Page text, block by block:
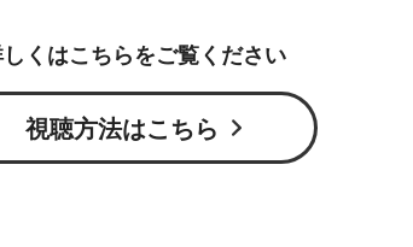
くはこちらをご覧ください
視聴方法はこちら